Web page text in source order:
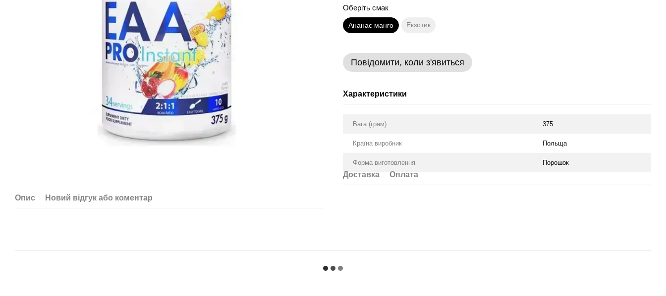
Опис Новий відгук або коментар
Оберіть смак
Ананас манго Екзотик
Повідомити, коли з'явиться
Характеристики
Вага (грам) 375
Країна виробник Польща
Форма виготовлення Порошок
Доставка Оплата